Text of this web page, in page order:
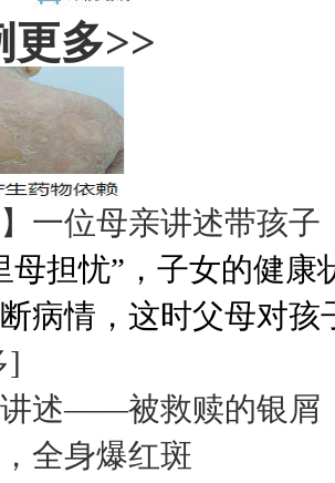
更多>>
】一位母亲讲述带孩子
担忧”，子女的健康
病情，这时父母对
]
讲述——被救赎的银屑
全身爆红斑